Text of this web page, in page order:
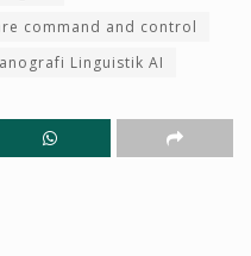
command and control
Linguistik AI